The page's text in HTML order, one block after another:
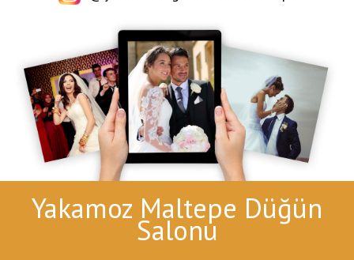
Yakamoz Maltepe Düğün
Salonu